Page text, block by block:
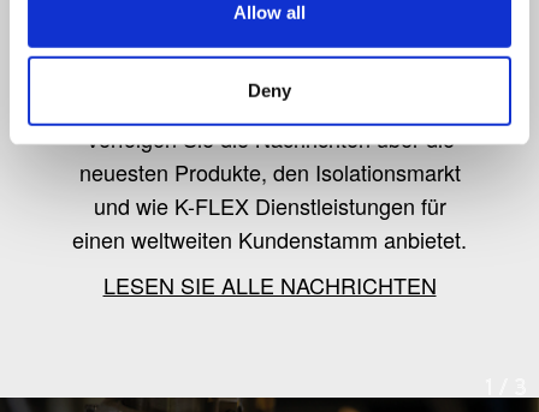
Allow all
Deny
K-Flex news & stories
Verfolgen Sie die Nachrichten über die
neuesten Produkte, den Isolationsmarkt
und wie K-FLEX Dienstleistungen für
einen weltweiten Kundenstamm anbietet.
LESEN SIE ALLE NACHRICHTEN